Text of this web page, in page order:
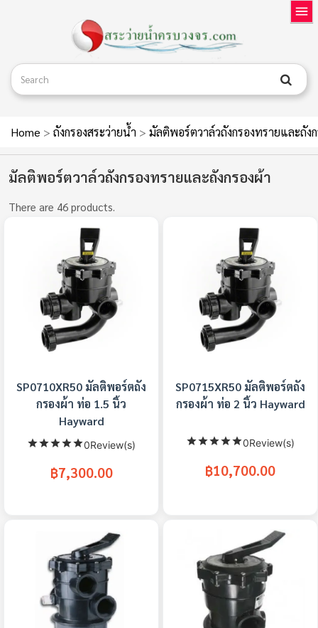
Home > ถังกรองสระว่ายน้ำ > มัลติพอร์ตวาล์วถังกรองทรายและถัง
มัลติพอร์ตวาล์วถังกรองทรายและถังกรองผ้า
There are 46 products.
SP0710XR50 มัลติพอร์ตถัง
กรองผ้า ท่อ 1.5 นิ้ว
Hayward
0Review(s)
฿7,300.00
SP0715XR50 มัลติพอร์ตถัง
กรองผ้า ท่อ 2 นิ้ว Hayward
0Review(s)
฿10,700.00